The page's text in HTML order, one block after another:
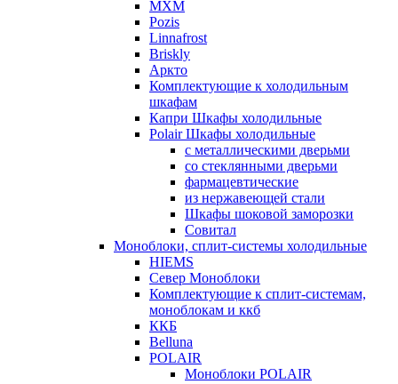
МХМ
Pozis
Linnafrost
Briskly
Аркто
Комплектующие к холодильным
шкафам
Капри Шкафы холодильные
Polair Шкафы холодильные
с металлическими дверьми
со стеклянными дверьми
фармацевтические
из нержавеющей стали
Шкафы шоковой заморозки
Совитал
Моноблоки, сплит-системы холодильные
HIEMS
Север Моноблоки
Комплектующие к сплит-системам,
моноблокам и ккб
ККБ
Belluna
POLAIR
Моноблоки POLAIR